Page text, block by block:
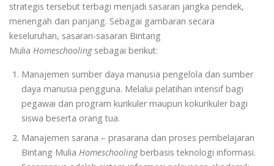
strategis tersebut terbagi menjadi sasaran jangka pendek,
menengah dan panjang. Sebagai gambaran secara
keseluruhan, sasaran-sasaran Bintang
Mulia Homeschooling sebagai berikut:
Manajemen sumber daya manusia pengelola dan sumber
daya manusia pengguna. Melalui pelatihan intensif bagi
pegawai dan program kurikuler maupun kokurikuler bagi
siswa beserta orang tua.
Manajemen sarana – prasarana dan proses pembelajaran
Bintang Mulia Homeschoolingberbasis teknologi informasi.